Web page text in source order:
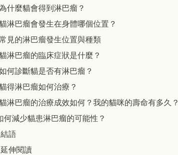
什麼貓會得到淋巴瘤？
淋巴瘤會發生在身體哪個位置？
見的淋巴瘤發生位置與種類
淋巴瘤的臨床症狀是什麼？
何診斷貓是否有淋巴瘤？
得淋巴瘤如何治療？
淋巴瘤的治療成效如何？我的貓咪的壽命有多久？
何減少貓患淋巴瘤的可能性？
結語
延伸閱讀